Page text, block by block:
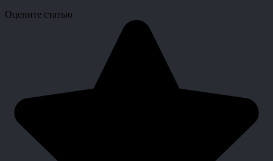
Оцените статью